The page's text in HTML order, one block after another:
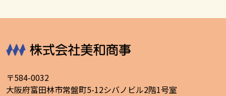
〒584-0032
大阪府富田林市常盤町5-12シバノビル2階1号室